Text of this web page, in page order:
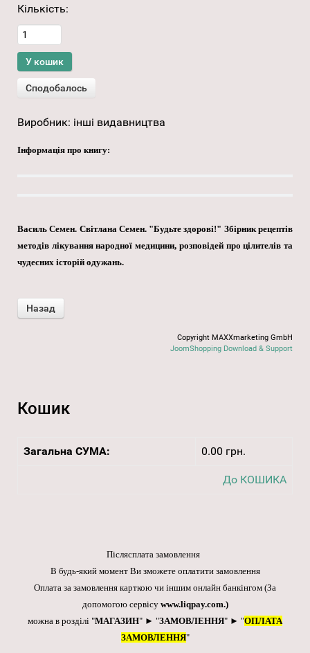
Кількість:
Виробник: інші видавництва
Інформація про книгу:
Василь Семен. Світлана Семен. "Будьте здорові!" Збірник рецептів
методів лікування народної медицини, розповідей про цілителів та
чудесних історій одужань.
Copyright MAXXmarketing GmbH
JoomShopping Download & Support
Кошик
Загальна СУМА: 0.00 грн.
До КОШИКА
Післясплата замовлення
В будь-який момент Ви зможете оплатити замовлення
Оплата за замовлення карткою чи іншим онлайн банкінгом (За
допомогою сервісу www.liqpay.com.)
можна в розділі "МАГАЗИН" ► "ЗАМОВЛЕННЯ" ► "ОПЛАТА
ЗАМОВЛЕННЯ"